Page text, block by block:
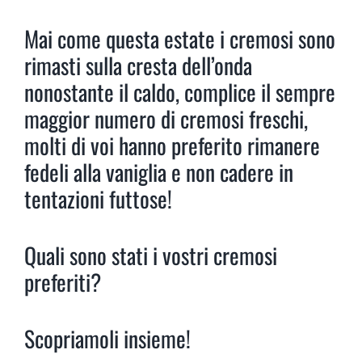
Mai come questa estate i cremosi sono
rimasti sulla cresta dell’onda
nonostante il caldo, complice il sempre
maggior numero di cremosi freschi,
molti di voi hanno preferito rimanere
fedeli alla vaniglia e non cadere in
tentazioni futtose!
Quali sono stati i vostri cremosi
preferiti?
Scopriamoli insieme!